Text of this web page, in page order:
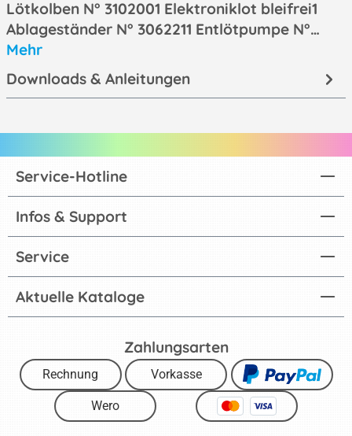
Lötkolben N° 3102001 Elektroniklot bleifrei1
Ablageständer N° 3062211 Entlötpumpe N°…
Mehr
Downloads & Anleitungen
Aktuelle Kataloge
Service-Hotline
Infos & Support
Service
Zahlungsarten
Rechnung Vorkasse
Wero